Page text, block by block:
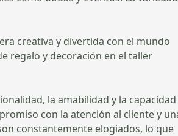
creativa y divertida con el mundo
regalo y decoración en el taller
la amabilidad y la capacidad
con la atención al cliente y
constantemente elogiados, lo que